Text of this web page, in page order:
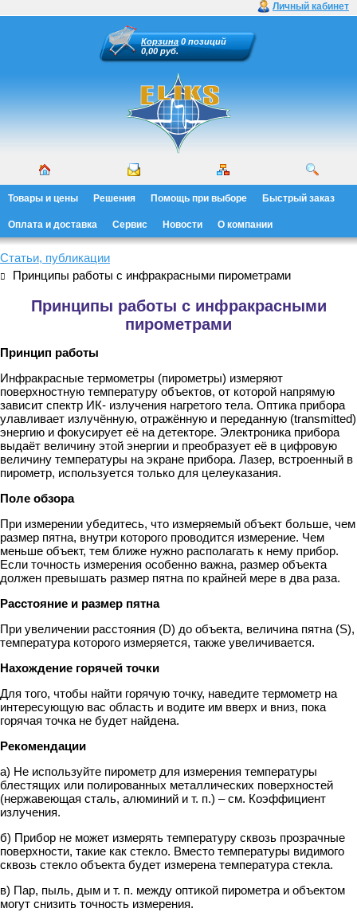
Личный кабинет
Корзина 0 позиций
0,00 руб.
Товары и цены Решения Помощь при выборе Быстрый заказ
Оплата и доставка Сервис Новости О компании
Статьи, публикации
Принципы работы с инфракрасными пирометрами
Принципы работы с инфракрасными
пирометрами
Принцип работы
Инфракрасные термометры (пирометры) измеряют
поверхностную температуру объектов, от которой напрямую
зависит спектр ИК- излучения нагретого тела. Оптика прибора
улавливает излучённую, отражённую и переданную (transmitted)
энергию и фокусирует её на детекторе. Электроника прибора
выдаёт величину этой энергии и преобразует её в цифровую
величину температуры на экране прибора. Лазер, встроенный в
пирометр, используется только для целеуказания.
Поле обзора
При измерении убедитесь, что измеряемый объект больше, чем
размер пятна, внутри которого проводится измерение. Чем
меньше объект, тем ближе нужно располагать к нему прибор.
Если точность измерения особенно важна, размер объекта
должен превышать размер пятна по крайней мере в два раза.
Расстояние и размер пятна
При увеличении расстояния (D) до объекта, величина пятна (S),
температура которого измеряется, также увеличивается.
Нахождение горячей точки
Для того, чтобы найти горячую точку, наведите термометр на
интересующую вас область и водите им вверх и вниз, пока
горячая точка не будет найдена.
Рекомендации
а) Не используйте пирометр для измерения температуры
блестящих или полированных металлических поверхностей
(нержавеющая сталь, алюминий и т. п.) – см. Коэффициент
излучения.
б) Прибор не может измерять температуру сквозь прозрачные
поверхности, такие как стекло. Вместо температуры видимого
сквозь стекло объекта будет измерена температура стекла.
в) Пар, пыль, дым и т. п. между оптикой пирометра и объектом
могут снизить точность измерения.